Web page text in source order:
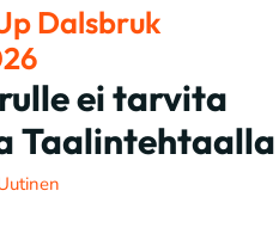
Dalsbruk
ei tarvita
Taalintehtaalla